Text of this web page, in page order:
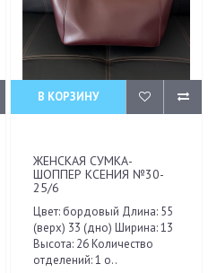
В КОРЗИНУ
ЖЕНСКАЯ СУМКА-
ШОППЕР КСЕНИЯ №30-
25/6
Цвет: бордовый Длина: 55
(верх) 33 (дно) Ширина: 13
Высота: 26 Количество
отделений: 1 о..